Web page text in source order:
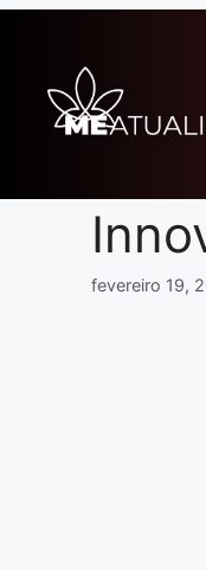
conteúdo
fevereiro 19,